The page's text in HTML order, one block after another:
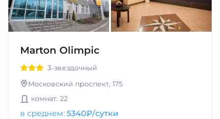
Marton Olimpic
3-звездочный
Московский проспект, 175
комнат: 22
в среднем: 5340₽/сутки